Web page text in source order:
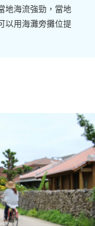
地海流強勁，當地
以用海灘旁攤位提